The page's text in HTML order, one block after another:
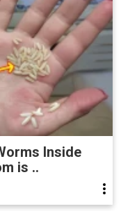
Inside
is ..